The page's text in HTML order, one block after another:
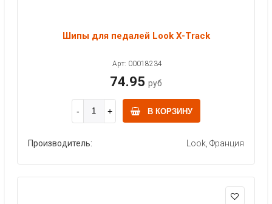
Шипы для педалей Look X-Track
Арт: 00018234
74.95 руб
В КОРЗИНУ
Производитель: Look, Франция